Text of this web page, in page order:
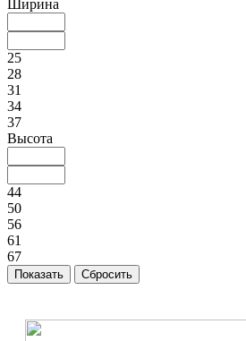
Ширина
25
28
31
34
37
Высота
44
50
56
61
67